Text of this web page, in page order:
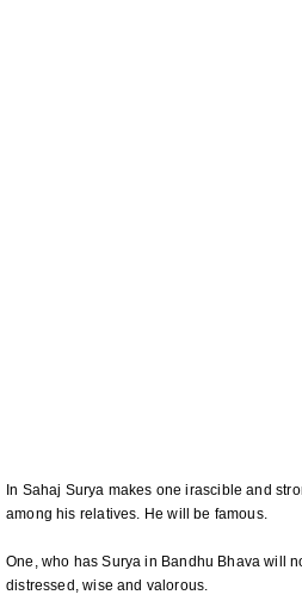
In Sahaj Surya makes one irascible and
among his relatives. He will be famous.
One, who has Surya in Bandhu Bhava will
distressed, wise and valorous.